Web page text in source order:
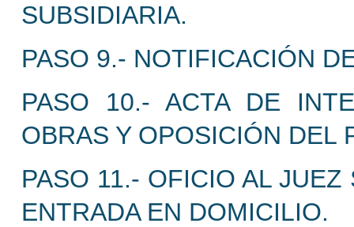
SUBSIDIARIA.
PASO 9.- NOTIFICACIÓN
PASO 10.- ACTA DE
OBRAS Y OPOSICIÓN DEL
PASO 11.- OFICIO AL
ENTRADA EN DOMICILIO.